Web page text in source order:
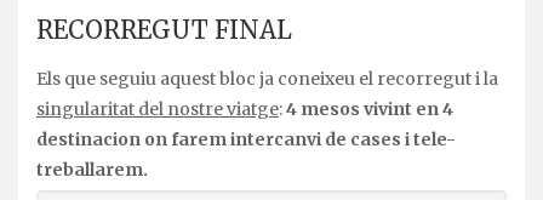
RECORREGUT FINAL
Els que seguiu aquest bloc ja coneixeu el recorregut i la
singularitat del nostre viatge:4 mesos vivint en 4
destinacion on farem intercanvi de cases i tele-
treballarem.